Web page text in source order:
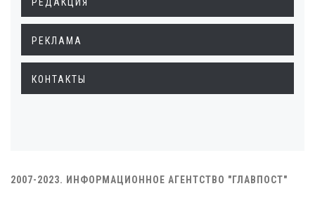
РЕКЛАМА
КОНТАКТЫ
2007-2023. ИНФОРМАЦИОННОЕ АГЕНТСТВО "ГЛАВПОСТ"